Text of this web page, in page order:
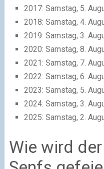
2017: Samstag, 5.
2018: Samstag, 4.
2019: Samstag, 3.
2020: Samstag, 8.
2021: Samstag, 7.
2022: Samstag, 6.
2023: Samstag, 5.
2024: Samstag, 3.
2025: Samstag, 2.
Wie wird